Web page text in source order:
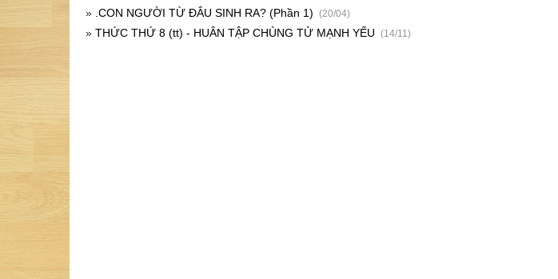
» .CON NGƯỜI TỪ ĐÂU SINH RA? (Phần 1) (20/04)
» THỨC THỨ 8 (tt) - HUÂN TẬP CHỦNG TỬ MẠNH YẾU (14/11)